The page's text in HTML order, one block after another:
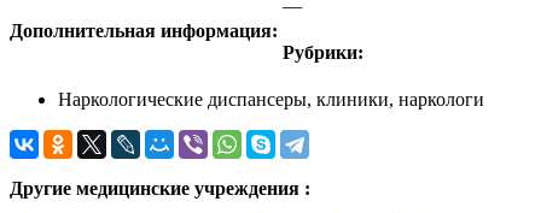
Дополнительная информация:
—
Рубрики:
Наркологические диспансеры, клиники, наркологи
Другие медицинские учреждения :